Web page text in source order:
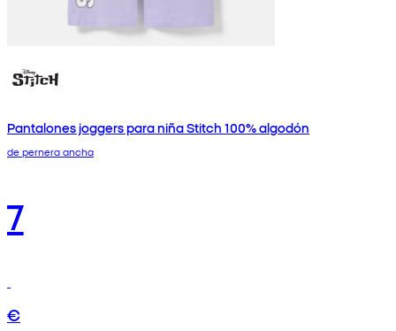
Pantalones joggers para niña Stitch 100% algodón
de pernera ancha
7
€